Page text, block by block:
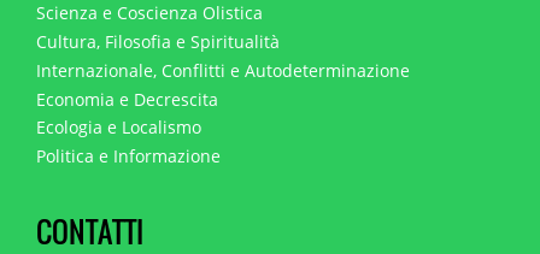
Scienza e Coscienza Olistica
Cultura, Filosofia e Spiritualità
Internazionale, Conflitti e Autodeterminazione
Economia e Decrescita
Ecologia e Localismo
Politica e Informazione
CONTATTI